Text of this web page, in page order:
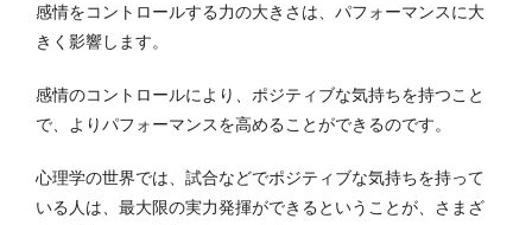
感情をコントロールする力の大きさは、パフォーマンスに大
きく影響します。
感情のコントロールにより、ポジティブな気持ちを持つこと
で、よりパフォーマンスを高めることができるのです。
心理学の世界では、試合などでポジティブな気持ちを持って
いる人は、最大限の実力発揮ができるということが、さまざ